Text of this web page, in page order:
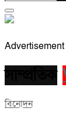
Advertisement
বিনোদন